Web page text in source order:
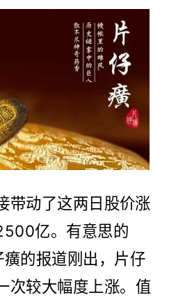
带动了这两日股价涨
亿。有意思的
的报道刚出，片仔
次较大幅度上涨。值